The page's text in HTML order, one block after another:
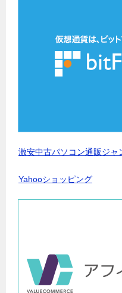
激安中古パソコン通販ジャ
Yahooショッピング